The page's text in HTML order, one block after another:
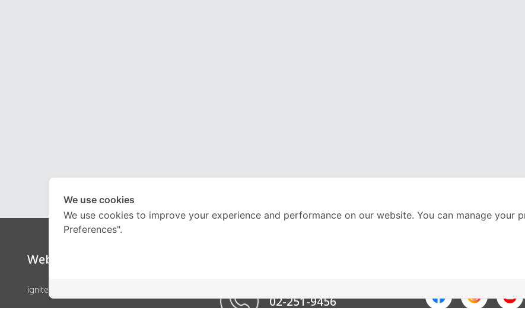
Website
ignite by OnDemand
02-251-9456
We use cookies
We use cookies to improve your experience and performance on our website. You can manage your
Preferences".